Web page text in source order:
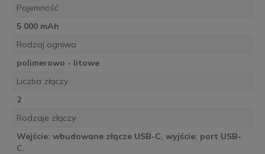
Pojemność
5 000 mAh
Rodzaj ogniwa
polimerowo - litowe
Liczba złączy
2
Rodzaje złączy
Wejście: wbudowane złącze USB-C, wyjście: port USB-
C.